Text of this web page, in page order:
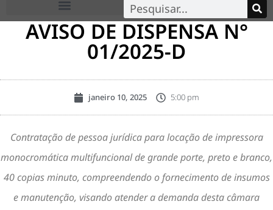
AVISO DE DISPENSA N°
01/2025-D
janeiro 10, 2025 5:00 pm
Contratação de pessoa jurídica para locação de impressora
monocromática multifuncional de grande porte, preto e branco,
40 copias minuto, compreendendo o fornecimento de insumos
e manutenção, visando atender a demanda desta câmara